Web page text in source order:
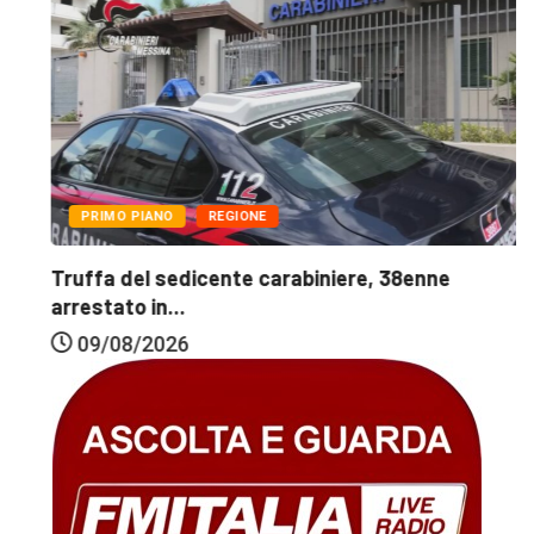
PRIMO PIANO REGIONE
Truffa del sedicente carabiniere, 38enne
arrestato in...
09/08/2026